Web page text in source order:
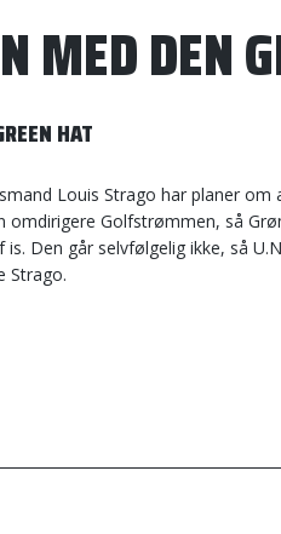
MED DEN
HAT
Louis Strago har planer
omdirigere Golfstrømmen, så
Den går selvfølgelig ikke, så
Strago.